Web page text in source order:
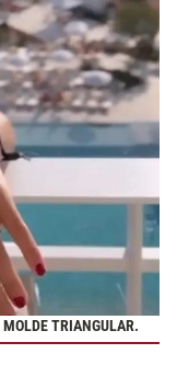
MOLDE TRIANGULAR.